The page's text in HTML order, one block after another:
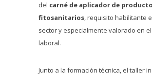
del carné de aplicador de
fitosanitarios, requisito habilitante
sector y especialmente valorado en
laboral.
Junto a la formación técnica, el taller